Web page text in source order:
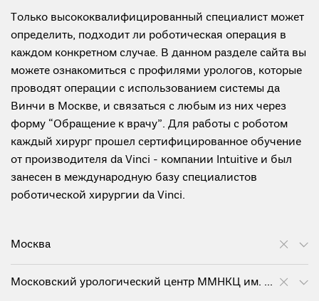
Только высококвалифицированный специалист может
определить, подходит ли роботическая операция в
каждом конкретном случае. В данном разделе сайта вы
можете ознакомиться с профилями урологов, которые
проводят операции с использованием системы да
Винчи в Москве, и связаться с любым из них через
форму “Обращение к врачу”. Для работы с роботом
каждый хирург прошел сертифицированное обучение
от производителя da Vinci - компании Intuitive и был
занесен в международную базу специалистов
роботической хирургии da Vinci.
Москва
Московский урологический центр ММНКЦ им. С.П. Боткина